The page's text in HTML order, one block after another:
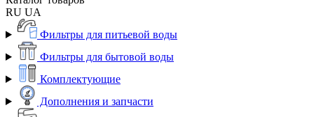
RU UA
Фильтры для питьевой воды
Фильтры для бытовой воды
Комплектующие
Дополнения и запчасти